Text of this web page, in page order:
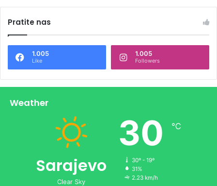
Pratite nas
1.005
Like
1.005
Followers
Weather
Sarajevo
Clear Sky
30 ℃
30º - 19º
31%
2.23 km/h